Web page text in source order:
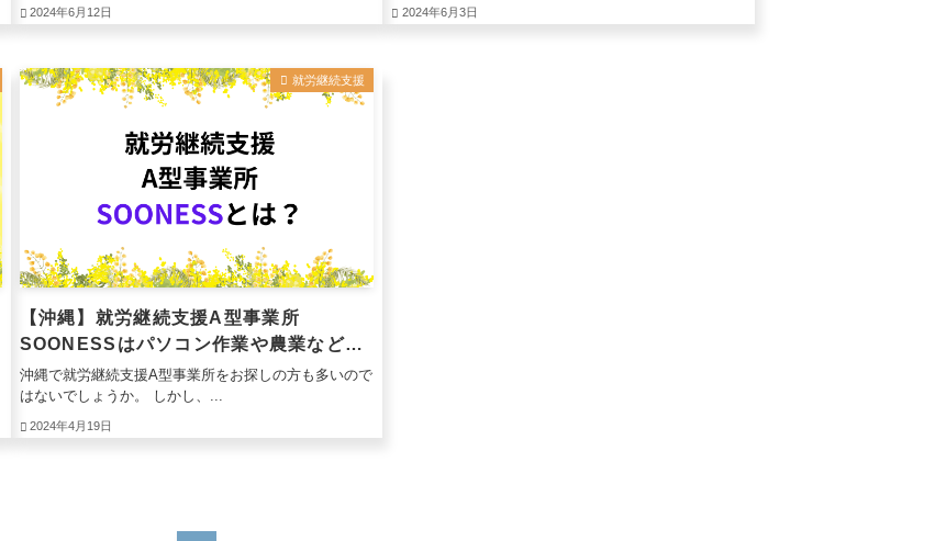
2024年6月12日 2024年6月3日
就労継続支援
【沖縄】就労継続支援A型事業所
SOONESSはパソコン作業や農業などあ
なたにあったお仕事を提案
沖縄で就労継続支援A型事業所をお探しの方も多いので
はないでしょうか。 しかし、...
2024年4月19日